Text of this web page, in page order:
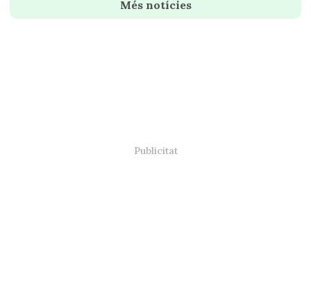
Més notícies